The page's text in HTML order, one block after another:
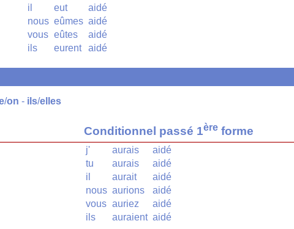
il
eut
aidé
nous eûmes aidé
vous eûtes
aidé
ils
eurent aidé
/on - ils/elles
Conditionnel passé 1ère forme
j' aurais
aidé
tu
aurais
aidé
il
aurait
aidé
nous aurions
aidé
vous auriez
aidé
ils
auraient aidé